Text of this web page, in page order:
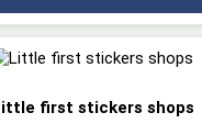
first stickers shops